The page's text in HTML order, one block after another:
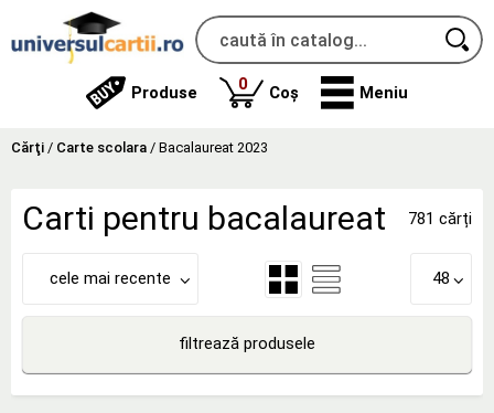
Produse 0produse
Coș Meniu
Cărţi / Carte scolara / Bacalaureat 2023
Carti pentru bacalaureat 781 cărți
cele mai recente 48
filtrează produsele